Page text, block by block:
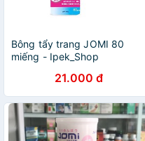
Bông tẩy trang JOMI 80
miếng - Ipek_Shop
21.000 đ